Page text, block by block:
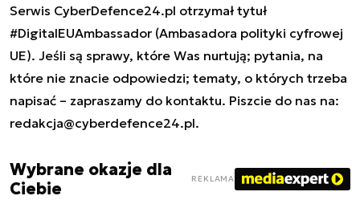
Serwis CyberDefence24.pl otrzymał tytuł
#DigitalEUAmbassador (Ambasadora polityki cyfrowej
UE). Jeśli są sprawy, które Was nurtują; pytania, na
które nie znacie odpowiedzi; tematy, o których trzeba
napisać – zapraszamy do kontaktu. Piszcie do nas na:
redakcja@cyberdefence24.pl.
Wybrane okazje dla
Ciebie
REKLAMA